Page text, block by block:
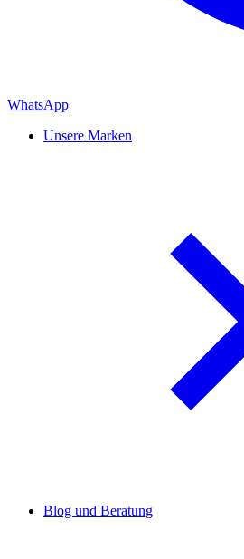
WhatsApp
Unsere Marken
Blog und Beratung